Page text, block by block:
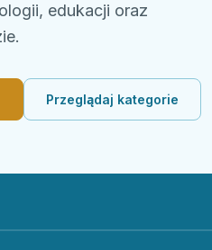
edukacji oraz
Przeglądaj kategorie